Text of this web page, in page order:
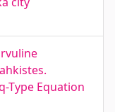
Type Equation